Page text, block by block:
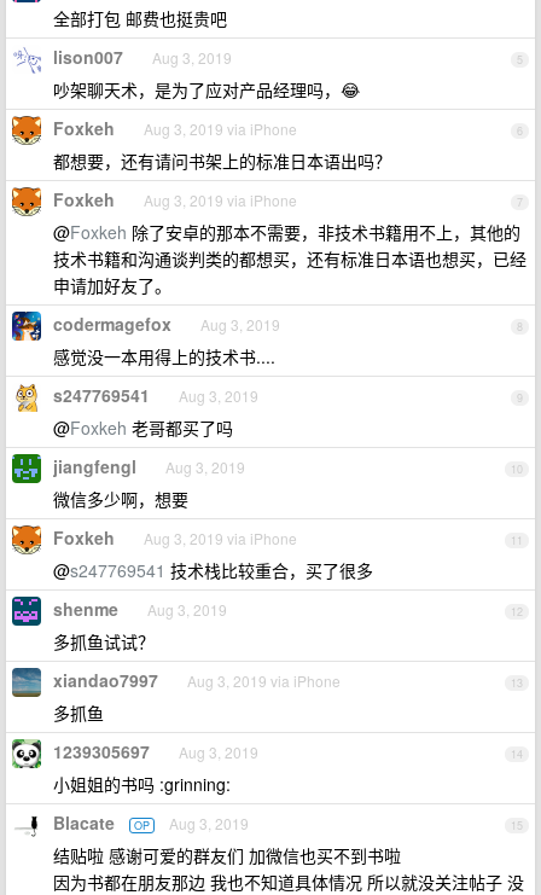
全部打包 邮费也挺贵吧
5
lison007 Aug 3, 2019
吵架聊天术，是为了应对产品经理吗，😂
6
Foxkeh Aug 3, 2019 via iPhone
都想要，还有请问书架上的标准日本语出吗？
7
Foxkeh Aug 3, 2019 via iPhone
@Foxkeh 除了安卓的那本不需要，非技术书籍用不上，其他的
技术书籍和沟通谈判类的都想买，还有标准日本语也想买，已经
申请加好友了。
8
codermagefox Aug 3, 2019
感觉没一本用得上的技术书....
9
s247769541 Aug 3, 2019
@Foxkeh 老哥都买了吗
10
jiangfengl Aug 3, 2019
微信多少啊，想要
11
Foxkeh Aug 3, 2019 via iPhone
@s247769541 技术栈比较重合，买了很多
12
shenme Aug 3, 2019
多抓鱼试试？
13
xiandao7997 Aug 3, 2019 via iPhone
多抓鱼
14
1239305697 Aug 3, 2019
小姐姐的书吗 :grinning:
15
Blacate OP Aug 3, 2019
结贴啦 感谢可爱的群友们 加微信也买不到书啦
因为书都在朋友那边 我也不知道具体情况 所以就没关注帖子 没